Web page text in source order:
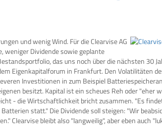
und wenig Wind. Für die Clearvise AG
weniger Dividende sowie geplante
das uns noch über die nächsten 30
Eigenkapitalforum in Frankfurt. Den Volatilitäten
Investitionen in zum Beispiel
besitzt. Kapital ist ein scheues Reh oder "eher
- die Wirtschaftlichkeit bricht zusammen. "Es
statt." Die Dividende soll steigen: "Wir
Clearvise bleibt also "langweilig", aber eben auch